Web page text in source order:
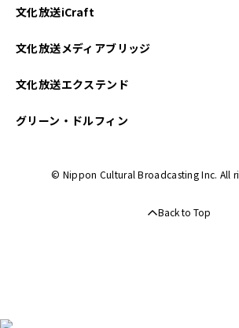
文化放送iCraft
文化放送メディアブリッジ
文化放送エクステンド
グリーン・ドルフィン
© Nippon Cultural Broadcasting Inc. All
Back to Top